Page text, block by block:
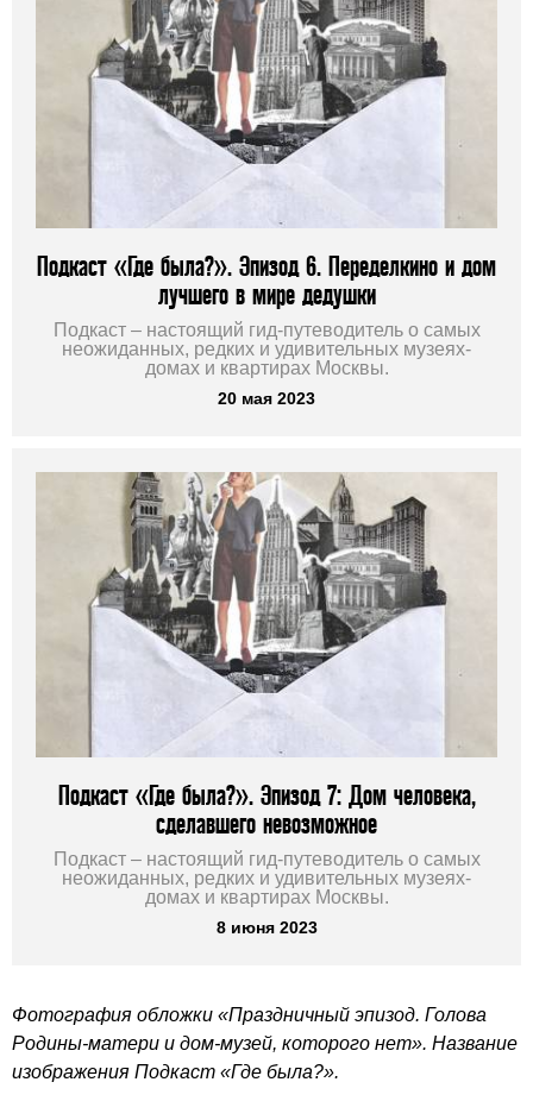
Подкаст «Где была?». Эпизод 6. Переделкино и дом
лучшего в мире дедушки
Подкаст – настоящий гид-путеводитель о самых
неожиданных, редких и удивительных музеях-
домах и квартирах Москвы.
20 мая 2023
Подкаст «Где была?». Эпизод 7: Дом человека,
сделавшего невозможное
Подкаст – настоящий гид-путеводитель о самых
неожиданных, редких и удивительных музеях-
домах и квартирах Москвы.
8 июня 2023
Фотография обложки «Праздничный эпизод. Голова
Родины-матери и дом-музей, которого нет». Название
изображения Подкаст «Где была?».